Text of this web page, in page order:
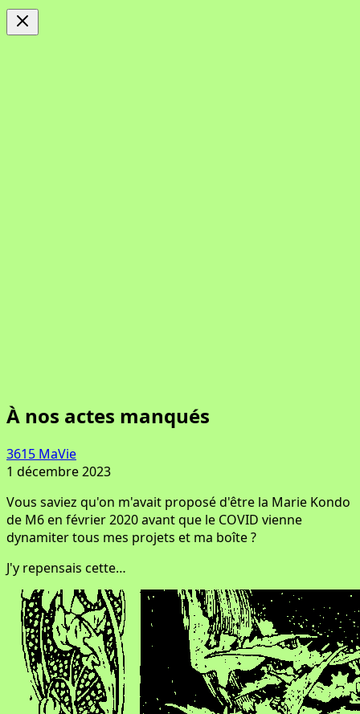
À nos actes manqués
3615 MaVie
1 décembre 2023
Vous saviez qu'on m'avait proposé d'être la Marie Kondo
de M6 en février 2020 avant que le COVID vienne
dynamiter tous mes projets et ma boîte ?
J'y repensais cette…